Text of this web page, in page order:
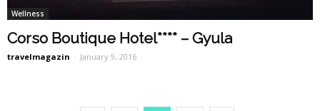
Wellness
Corso Boutique Hotel**** – Gyula
travelmagazin - January 9, 2016